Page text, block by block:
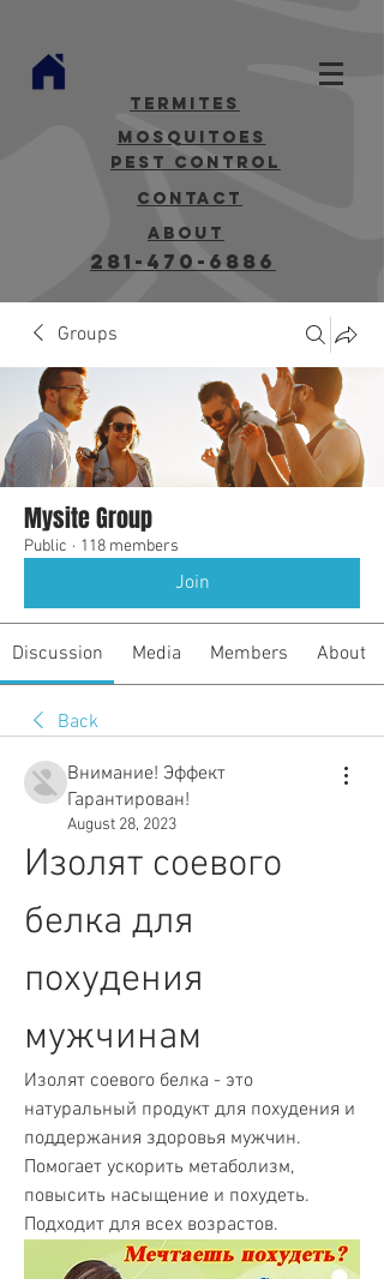
termites
mosquitoes
Pest Control
contact
about
281-470-6886
Groups
Mysite Group
Public · 118 members
Join
Discussion Media Members About
Back
Внимание! Эффект
Гарантирован!
August 28, 2023
Изолят соевого
белка для
похудения
мужчинам
Изолят соевого белка - это
натуральный продукт для похудения и
поддержания здоровья мужчин.
Помогает ускорить метаболизм,
повысить насыщение и похудеть.
Подходит для всех возрастов.